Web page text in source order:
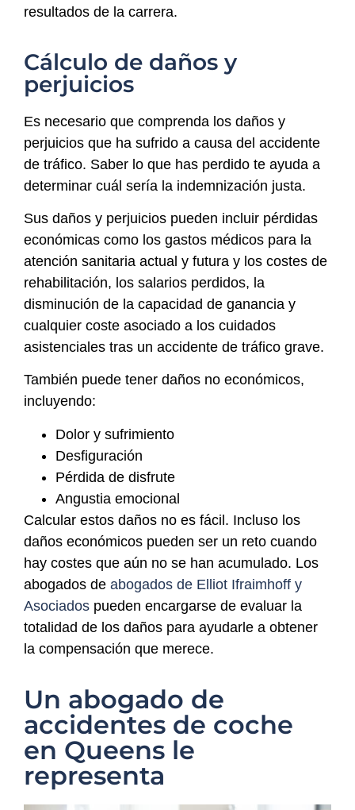
resultados de la carrera.
Cálculo de daños y
perjuicios
Es necesario que comprenda los daños y
perjuicios que ha sufrido a causa del accidente
de tráfico. Saber lo que has perdido te ayuda a
determinar cuál sería la indemnización justa.
Sus daños y perjuicios pueden incluir pérdidas
económicas como los gastos médicos para la
atención sanitaria actual y futura y los costes de
rehabilitación, los salarios perdidos, la
disminución de la capacidad de ganancia y
cualquier coste asociado a los cuidados
asistenciales tras un accidente de tráfico grave.
También puede tener daños no económicos,
incluyendo:
Dolor y sufrimiento
Desfiguración
Pérdida de disfrute
Angustia emocional
Calcular estos daños no es fácil. Incluso los
daños económicos pueden ser un reto cuando
hay costes que aún no se han acumulado. Los
abogados de abogados de Elliot Ifraimhoff y
Asociados pueden encargarse de evaluar la
totalidad de los daños para ayudarle a obtener
la compensación que merece.
Un abogado de
accidentes de coche
en Queens le
representa